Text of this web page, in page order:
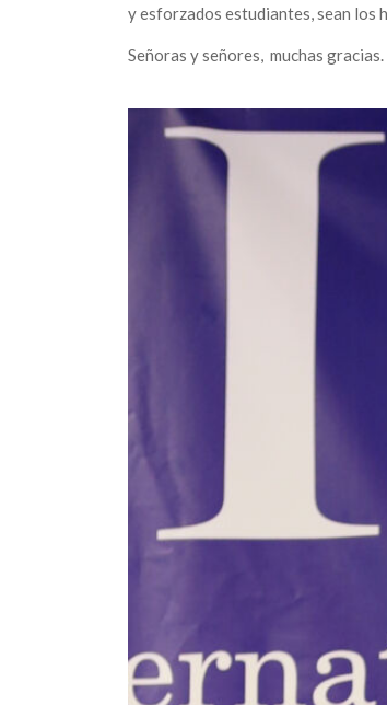
y esforzados estudiantes, sean los
Señoras y señores, muchas gracias.